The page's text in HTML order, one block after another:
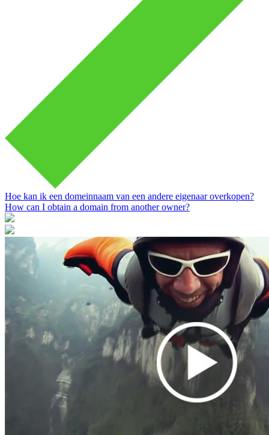
Hoe kan ik een domeinnaam van een andere eigenaar overkopen?
How can I obtain a domain from another owner?